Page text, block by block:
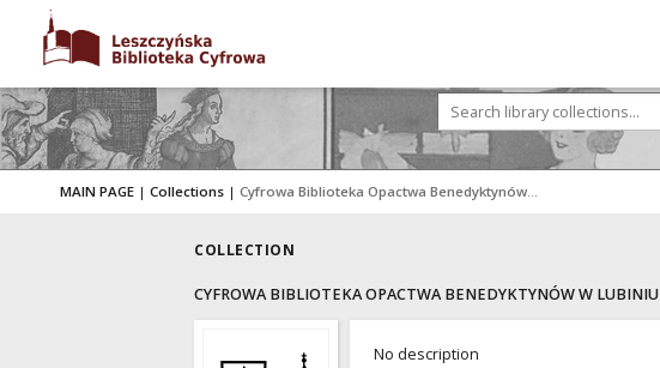
MAIN PAGE | Collections | Cyfrowa Biblioteka Opactwa Benedyktynów w Lubiniu
COLLECTION
CYFROWA BIBLIOTEKA OPACTWA BENEDYKTYNÓW W LUBINIU
No description